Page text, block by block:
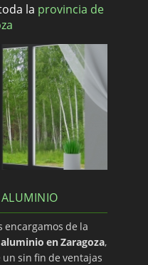
la provincia de
encargamos de la
en Zaragoza,
sin fin de ventajas